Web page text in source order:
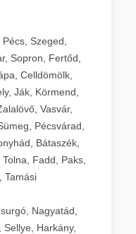
Szeged,
Sopron, Fertőd,
Celldömölk,
Ják, Körmend,
Vasvár,
Pécsvárad,
Bátaszék,
Fadd, Paks,
Tamási
Nagyatád,
Harkány,